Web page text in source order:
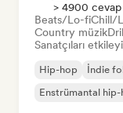
> 4900
Beats/Lo-fiChill/
Country müzik
Sanatçıları
Hip-hop İndie
Enstrümantal hip-